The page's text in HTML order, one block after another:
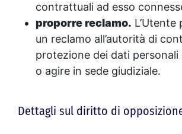
contrattuali ad esso
proporre reclamo.
un reclamo all’autorità di
protezione dei dati
o agire in sede giudiziale.
Dettagli sul diritto di